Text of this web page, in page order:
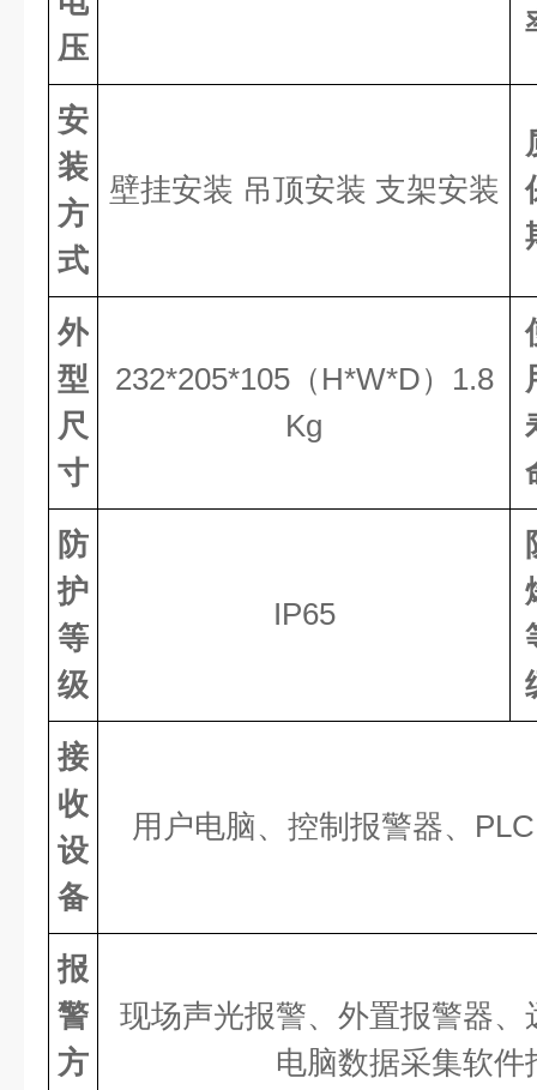
压
安
装
方
式
壁挂安装 吊顶安装 支架安装
外
型
尺
寸
232*205*105（ H*W*D） 1.8
Kg
防
护
等
级
IP65
接
收
设
备
用户电脑、控制报警器、
报
警
方
现场声光报警、外置报警器、
电脑数据采集软件